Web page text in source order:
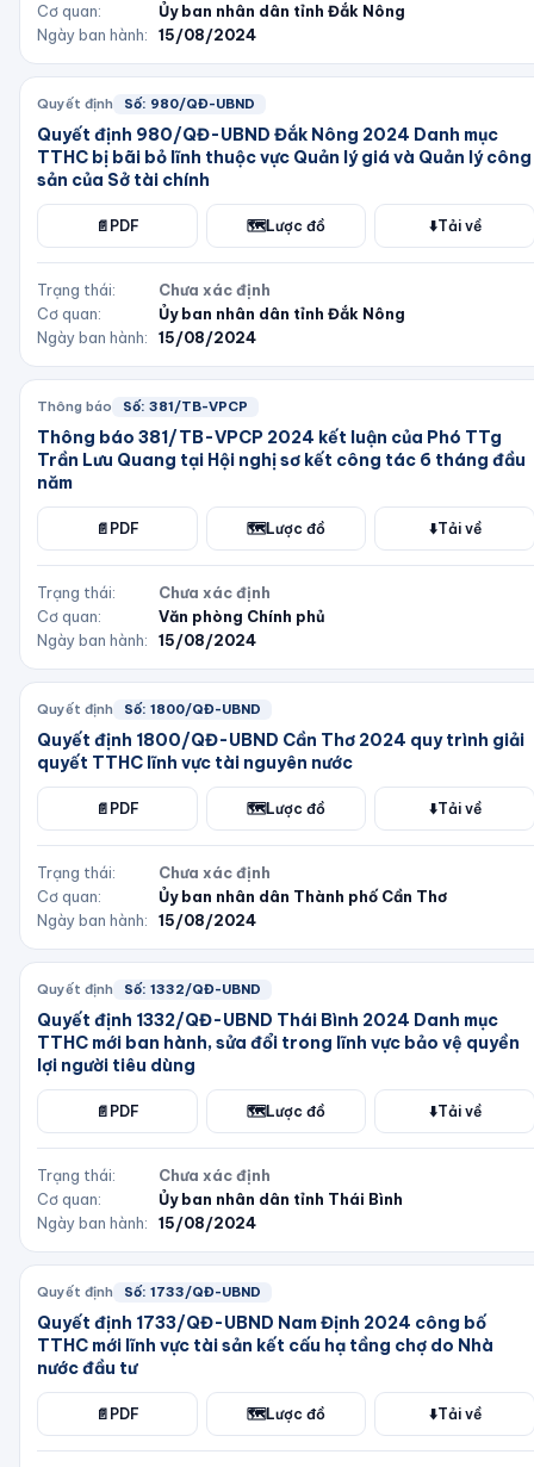
Cơ quan:
Ủy ban nhân dân tỉnh Đắk Nông
Ngày ban hành:
15/08/2024
Quyết định Số: 980/QĐ-UBND
Quyết định 980/QĐ-UBND Đắk Nông 2024 Danh mục
TTHC bị bãi bỏ lĩnh thuộc vực Quản lý giá và Quản lý công
sản của Sở tài chính
📄 PDF 🗺️Lược đồ ⬇️Tải về
Trạng thái:
Chưa xác định
Cơ quan:
Ủy ban nhân dân tỉnh Đắk Nông
Ngày ban hành:
15/08/2024
Thông báo Số: 381/TB-VPCP
Thông báo 381/TB-VPCP 2024 kết luận của Phó TTg
Trần Lưu Quang tại Hội nghị sơ kết công tác 6 tháng đầu
năm
📄 PDF 🗺️Lược đồ ⬇️Tải về
Trạng thái:
Chưa xác định
Cơ quan:
Văn phòng Chính phủ
Ngày ban hành:
15/08/2024
Quyết định Số: 1800/QĐ-UBND
Quyết định 1800/QĐ-UBND Cần Thơ 2024 quy trình giải
quyết TTHC lĩnh vực tài nguyên nước
📄 PDF 🗺️Lược đồ ⬇️Tải về
Trạng thái:
Chưa xác định
Cơ quan:
Ủy ban nhân dân Thành phố Cần Thơ
Ngày ban hành:
15/08/2024
Quyết định Số: 1332/QĐ-UBND
Quyết định 1332/QĐ-UBND Thái Bình 2024 Danh mục
TTHC mới ban hành, sửa đổi trong lĩnh vực bảo vệ quyền
lợi người tiêu dùng
📄 PDF 🗺️Lược đồ ⬇️Tải về
Trạng thái:
Chưa xác định
Cơ quan:
Ủy ban nhân dân tỉnh Thái Bình
Ngày ban hành:
15/08/2024
Quyết định Số: 1733/QĐ-UBND
Quyết định 1733/QĐ-UBND Nam Định 2024 công bố
TTHC mới lĩnh vực tài sản kết cấu hạ tầng chợ do Nhà
nước đầu tư
📄 PDF 🗺️Lược đồ ⬇️Tải về